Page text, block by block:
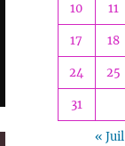
10 11
17 18
24 25
31
« Juil